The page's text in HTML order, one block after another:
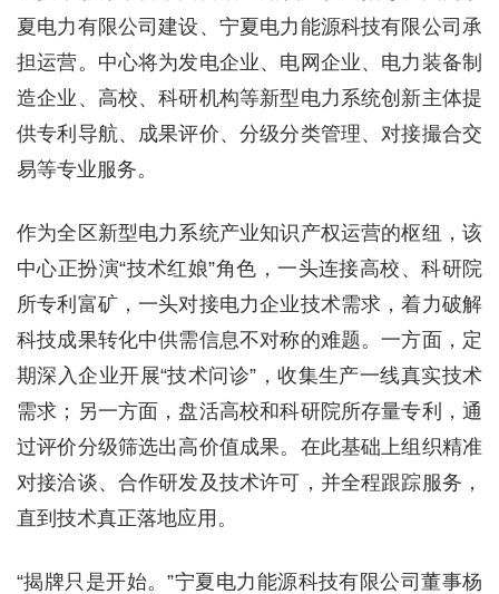
夏电力有限公司建设、宁夏电力能源科技有限公司承
担运营。中心将为发电企业、电网企业、电力装备制
造企业、高校、科研机构等新型电力系统创新主体提
供专利导航、成果评价、分级分类管理、对接撮合交
易等专业服务。
作为全区新型电力系统产业知识产权运营的枢纽，该
中心正扮演“技术红娘”角色，一头连接高校、科研院
所专利富矿，一头对接电力企业技术需求，着力破解
科技成果转化中供需信息不对称的难题。一方面，定
期深入企业开展“技术问诊”，收集生产一线真实技术
需求；另一方面，盘活高校和科研院所存量专利，通
过评价分级筛选出高价值成果。在此基础上组织精准
对接洽谈、合作研发及技术许可，并全程跟踪服务，
直到技术真正落地应用。
“揭牌只是开始。”宁夏电力能源科技有限公司董事杨